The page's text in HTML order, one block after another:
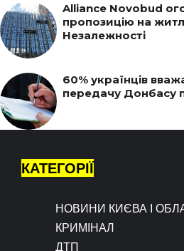
Alliance Novobud
пропозицію на
Незалежності
60% українців
передачу Донбасу
КАТЕГОРІЇ
НОВИНИ КИЄВА І
КРИМІНАЛ
ДТП